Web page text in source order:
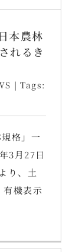
本農林
れるき
| Tags:
格」一
3月27日
り、土
有機表示